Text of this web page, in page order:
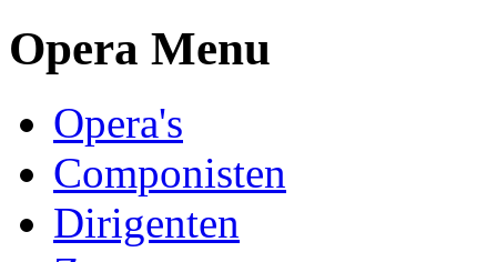
Opera Menu
Opera's
Componisten
Dirigenten